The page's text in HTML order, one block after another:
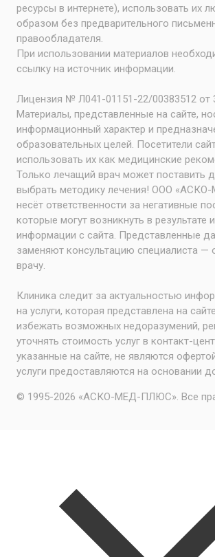
ресурсы в интернете), использовать их
образом без предварительного
правообладателя.
При использовании материалов
ссылку на источник информации.
Лицензия № Л041-01151-22/00383512 от
Материалы, представленные на сайте,
информационный характер и
образовательных целей. Посетители
использовать их как медицинские
Только лечащий врач может поставить
выбрать методику лечения! ООО
несёт ответственности за негативные
которые могут возникнуть в результате
информации с сайта. Представленные
заменяют консультацию специалиста —
врачу.
Клиника следит за актуальностью
на услуги, которая представлена на
избежать возможных недоразумений,
уточнять стоимость услуг в контакт-
указанные на сайте, не являются
услуги предоставляются на основании
© 1995-2026 «АСКО-МЕД-ПЛЮС». Все